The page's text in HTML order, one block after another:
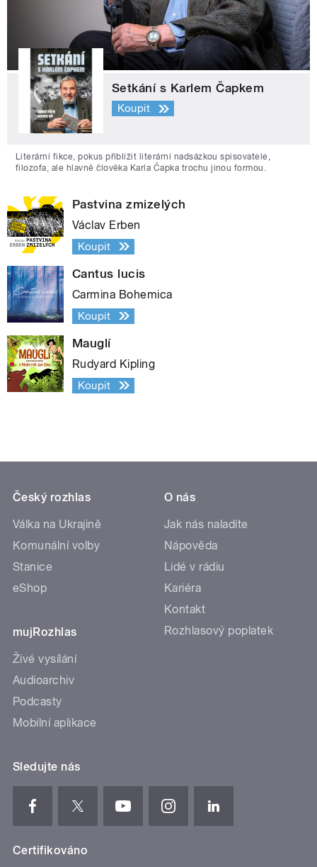
Setkání s Karlem Čapkem
Koupit
Literární fikce, pokus přiblížit literární nadsázkou spisovatele,
filozofa, ale hlavně člověka Karla Čapka trochu jinou formou.
Pastvina zmizelých
Václav Erben
Koupit
Cantus lucis
Carmina Bohemica
Koupit
Mauglí
Rudyard Kipling
Koupit
Český rozhlas
Válka na Ukrajině
Komunální volby
Stanice
eShop
mujRozhlas
Živé vysílání
Audioarchiv
Podcasty
Mobilní aplikace
O nás
Jak nás naladíte
Nápověda
Lidé v rádiu
Kariéra
Kontakt
Rozhlasový poplatek
Sledujte nás
Certifikováno